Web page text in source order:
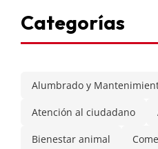
Categorías
Alumbrado y
Atención al ciudadano
Bienestar animal